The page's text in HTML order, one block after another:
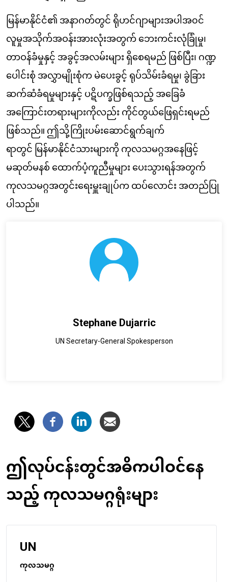
မြန်မာနိုင်ငံ၏ အနာဂတ်တွင် ရိုဟင်ဂျာများအပါအ၀င်
လူမှုအသိုက်အဝန်းအားလုံးအတွက် ဘေးကင်းလုံခြုံမှု၊
တာဝန်ခံမှုနှင့် အခွင့်အလမ်းများ ရှိစေရမည် ဖြစ်ပြီး၊ ဂဏ္ဍ
ပေါင်းစုံ အလွှာမျိုးစုံက မဲပေးခွင့် ရုပ်သိမ်းခံရမှု၊ ခွဲခြား
ဆက်ဆံခံရမှုများနှင့် ပဋိပက္ခဖြစ်ရသည့် အခြေခံ
အကြောင်းတရားများကိုလည်း ကိုင်တွယ်ဖြေရှင်းရမည်
ဖြစ်သည်။ ဤသို့ကြိုးပမ်းဆောင်ရွက်ချက်
ရာတွင် မြန်မာနိုင်ငံသားများကို ကုလသမဂ္ဂအနေဖြင့်
မဆုတ်မနစ် ထောက်ပံ့ကူညီမှုများ ပေးသွားရန်အတွက်
ကုလသမဂ္ဂအတွင်းရေးမှူးချုပ်က ထပ်လောင်း အတည်ပြု
ပါသည်။
Stephane Dujarric
UN Secretary-General Spokesperson
ဤလုပ်ငန်းတွင်အဓိကပါဝင်နေ
သည့် ကုလသမဂ္ဂရုံးများ
UN
ကုလသမဂ္ဂ